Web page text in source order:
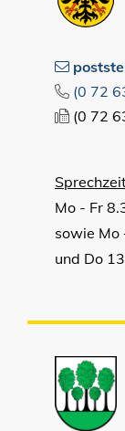
(0 72
(0 72
Mo - Fr
sowie Mo
und Do